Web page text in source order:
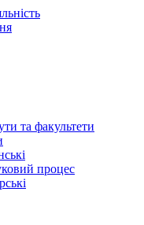
та факультети
процес